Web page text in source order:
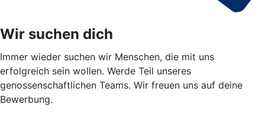
Wir suchen dich
Immer wieder suchen wir Menschen, die mit uns
erfolgreich sein wollen. Werde Teil unseres
genossenschaftlichen Teams. Wir freuen uns auf deine
Bewerbung.